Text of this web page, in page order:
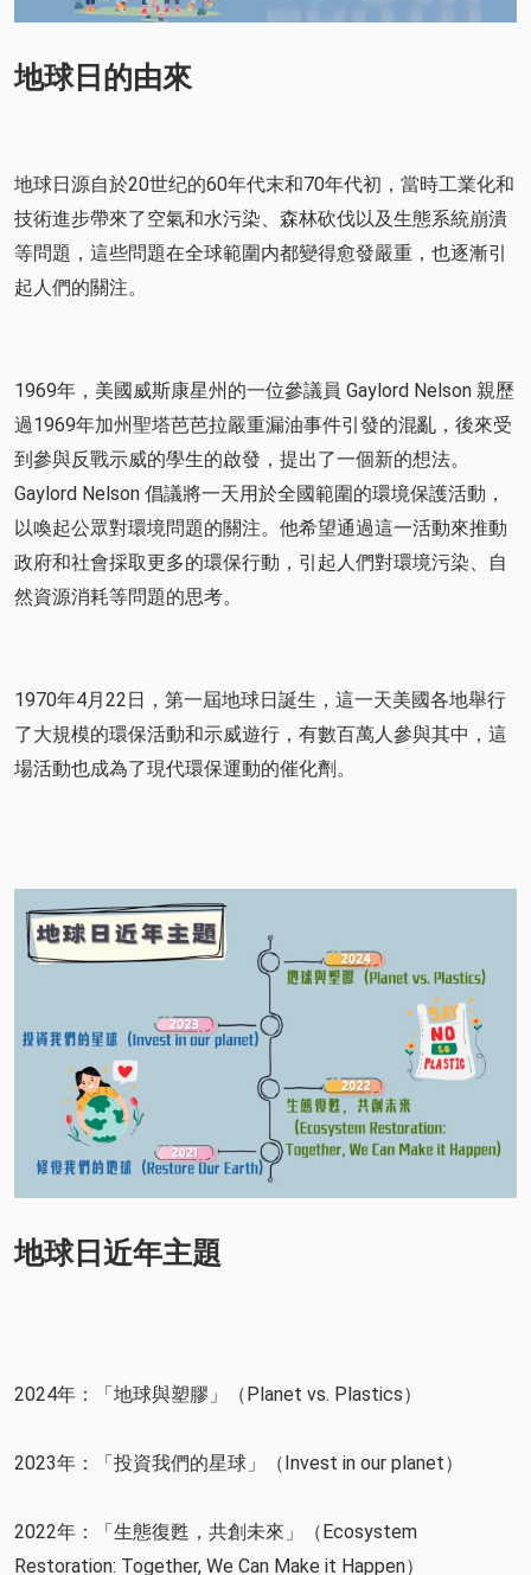
地球日的由來
地球日源自於20世纪的60年代末和70年代初，當時工業化和
技術進步帶來了空氣和水污染、森林砍伐以及生態系統崩潰
等問題，這些問題在全球範圍内都變得愈發嚴重，也逐漸引
起人們的關注。
1969年，美國威斯康星州的一位參議員 Gaylord Nelson 親歷
過1969年加州聖塔芭芭拉嚴重漏油事件引發的混亂，後來受
到參與反戰示威的學生的啟發，提出了一個新的想法。
Gaylord Nelson 倡議將一天用於全國範圍的環境保護活動，
以喚起公眾對環境問題的關注。他希望通過這一活動來推動
政府和社會採取更多的環保行動，引起人們對環境污染、自
然資源消耗等問題的思考。
1970年4月22日，第一屆地球日誕生，這一天美國各地舉行
了大規模的環保活動和示威遊行，有數百萬人參與其中，這
場活動也成為了現代環保運動的催化劑。
地球日近年主題
2024年：「地球與塑膠」（Planet vs. Plastics）
2023年：「投資我們的星球」（Invest in our planet）
2022年：「生態復甦，共創未來」（Ecosystem
Restoration: Together, We Can Make it Happen）